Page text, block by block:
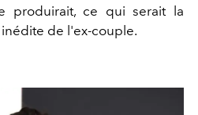
produirait, ce qui serait la
de l'ex-couple.